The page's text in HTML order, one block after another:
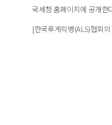
국세청 홈페이지에 공개한
[한국루게릭병(ALS)협회